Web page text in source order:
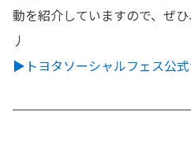
動を紹介していますので、ぜ
丿
▶トヨタソーシャルフェス公